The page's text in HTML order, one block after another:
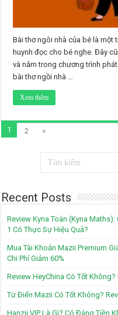
Bài thơ ngôi nhà của bé là
huynh đọc cho bé nghe. Đây
và nằm trong chương trình
bài thơ ngồi nhà …
Xem thêm
1 2 »
Recent Posts
Review Kyna Toán (Kyna
1 Có Thực Sự Hiệu Quả?
Mua Tài Khoản Mazii Premium
Chi Phí Giảm 60%
Review HeyChina Có Tốt
Từ Điển Mazii Có Tốt Không?
Hanzii VIP Là Gì? Có Đáng Tiền